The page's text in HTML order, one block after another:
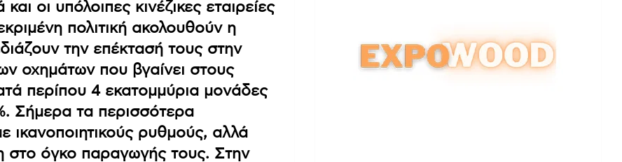
οι υπόλοιπες κινέζικες εταιρείες
πολιτική ακολουθούν η
την επέκτασή τους στην
οχημάτων που βγαίνει στους
περίπου 4 εκατομμύρια μονάδες
Σήμερα τα περισσότερα
ικανοποιητικούς ρυθμούς, αλλά
στο όγκο παραγωγής τους. Στην